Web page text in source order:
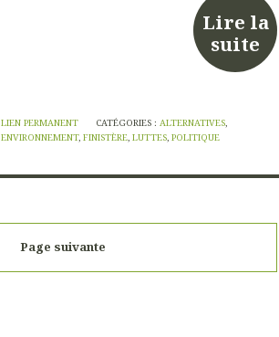
Lire la
suite
LIEN PERMANENT CATÉGORIES :ALTERNATIVES,
ENVIRONNEMENT, FINISTÈRE, LUTTES, POLITIQUE
Page suivante